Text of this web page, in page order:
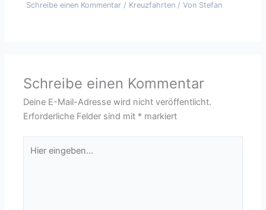
Schreibe einen Kommentar / Kreuzfahrten / Von Stefan
Schreibe einen Kommentar
Deine E-Mail-Adresse wird nicht veröffentlicht.
Erforderliche Felder sind mit * markiert
eingeben…